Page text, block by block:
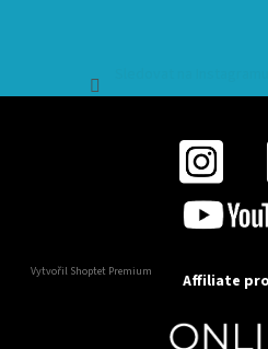
Vytvořil Shoptet Premium Affiliate